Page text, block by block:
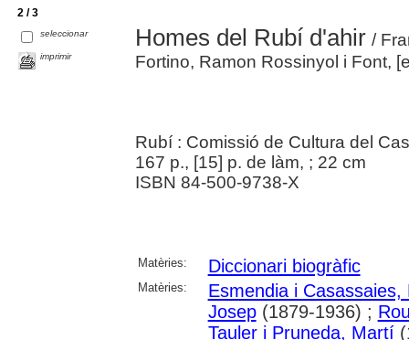
2 / 3
seleccionar
imprimir
Homes del Rubí d'ahir /
Fortino, Ramon Rossinyol i Font,
Rubí : Comissió de Cultura del
167 p., [15] p. de làm, ; 22 cm
ISBN 84-500-9738-X
Matèries: Diccionari biogràfic
Matèries:
Esmendia i Casassaies,
Josep(1879-1936) ;
Tauler i Pruneda, Martí